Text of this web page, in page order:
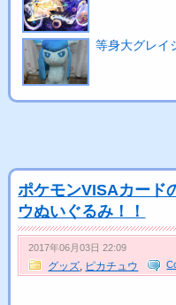
等身大グレイ
ポケモンVISAカード
ウぬいぐるみ！！
2017年06月03日 22:09
グッズ, ピカチュウ